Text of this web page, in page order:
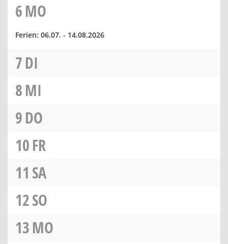
6MO
Ferien: 06.07. - 14.08.2026
7DI
8MI
9DO
10FR
11 SA
12SO
13MO